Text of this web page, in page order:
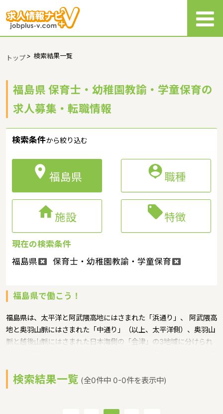
トップ> 検索結果一覧
福島県 保育士・幼稚園教諭・学童保育の
求人募集・転職情報
検索条件から絞り込む
福島県 職種
施設 特徴
現在の検索条件
福島県
保育士・幼稚園教諭・学童保育
福島県で働こう！
福島県は、太平洋と阿武隈高地にはさまれた「浜通り」、 阿武隈高
地と奥羽山脈にはさまれた「中通り」（以上、太平洋側）、奥羽山
脈と越後山脈にはさまれた日本海側の「会津」の3地域に分けられ
保育所支援センター、福島県保育士修学資金貸付制度というような
保育に関する取り組みを行っています。福島県の人口は1,914,039
検索結果一覧 (全0件中 0-0件を表示中)